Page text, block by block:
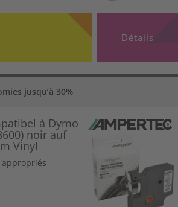
Détails
jusqu’à 30%
à Dymo
noir auf
Vinyl